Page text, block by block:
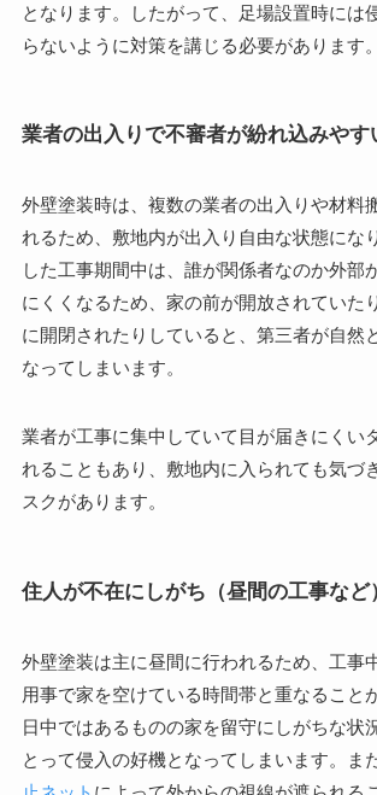
となります。したがって、足場設置時には
らないように対策を講じる必要があります。
業者の出入りで不審者が紛れ込みやす
外壁塗装時は、複数の業者の出入りや材料
れるため、敷地内が出入り自由な状態にな
した工事期間中は、誰が関係者なのか外部
にくくなるため、家の前が開放されていた
に開閉されたりしていると、第三者が自然
なってしまいます。
業者が工事に集中していて目が届きにくい
れることもあり、敷地内に入られても気づ
スクがあります。
住人が不在にしがち（昼間の工事など
外壁塗装は主に昼間に行われるため、工事
用事で家を空けている時間帯と重なること
日中ではあるものの家を留守にしがちな状
とって侵入の好機となってしまいます。ま